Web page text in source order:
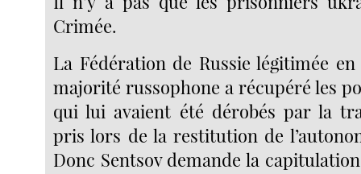
Crimée.
La Fédération de Russie légitimée
majorité russophone a récupéré les
qui lui avaient été dérobés par la
pris lors de la restitution de
Donc Sentsov demande la